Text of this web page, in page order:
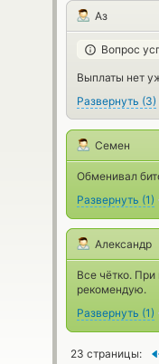
Аз
Вопрос
Выплаты нет
Развернуть (3)
Семен
Обменивал
Развернуть (1)
Александр
Все чётко.
рекомендую.
Развернуть (1)
23 страницы: